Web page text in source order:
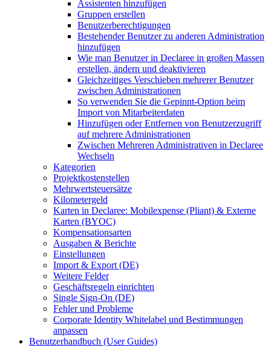
Assistenten hinzufügen
Gruppen erstellen
Benutzerberechtigungen
Bestehender Benutzer zu anderen Administration
hinzufügen
Wie man Benutzer in Declaree in großen Massen
erstellen, ändern und deaktivieren
Gleichzeitiges Verschieben mehrerer Benutzer
zwischen Administrationen
So verwenden Sie die Gepinnt-Option beim
Import von Mitarbeiterdaten
Hinzufügen oder Entfernen von Benutzerzugriff
auf mehrere Administrationen
Zwischen Mehreren Administrativen in Declaree
Wechseln
Kategorien
Projektkostenstellen
Mehrwertsteuersätze
Kilometergeld
Karten in Declaree: Mobilexpense (Pliant) & Externe
Karten (BYOC)
Kompensationsarten
Ausgaben & Berichte
Einstellungen
Import & Export (DE)
Weitere Felder
Geschäftsregeln einrichten
Single Sign-On (DE)
Fehler und Probleme
Corporate Identity Whitelabel und Bestimmungen
anpassen
Benutzerhandbuch (User Guides)